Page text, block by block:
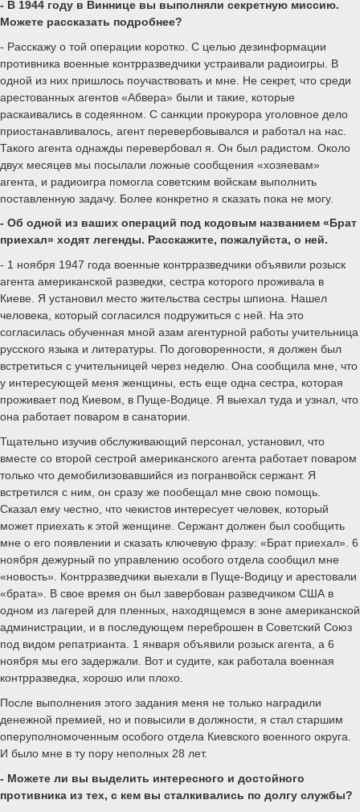
- В 1944 году в Виннице вы выполняли секретную миссию.
Можете рассказать подробнее?
- Расскажу о той операции коротко. С целью дезинформации
противника военные контрразведчики устраивали радиоигры. В
одной из них пришлось поучаствовать и мне. Не секрет, что среди
арестованных агентов «Абвера» были и такие, которые
раскаивались в содеянном. С санкции прокурора уголовное дело
приостанавливалось, агент перевербовывался и работал на нас.
Такого агента однажды перевербовал я. Он был радистом. Около
двух месяцев мы посылали ложные сообщения «хозяевам»
агента, и радиоигра помогла советским войскам выполнить
поставленную задачу. Более конкретно я сказать пока не могу.
- Об одной из ваших операций под кодовым названием «Брат
приехал» ходят легенды. Расскажите, пожалуйста, о ней.
- 1 ноября 1947 года военные контрразведчики объявили розыск
агента американской разведки, сестра которого проживала в
Киеве. Я установил место жительства сестры шпиона. Нашел
человека, который согласился подружиться с ней. На это
согласилась обученная мной азам агентурной работы учительница
русского языка и литературы. По договоренности, я должен был
встретиться с учительницей через неделю. Она сообщила мне, что
у интересующей меня женщины, есть еще одна сестра, которая
проживает под Киевом, в Пуще-Водице. Я выехал туда и узнал, что
она работает поваром в санатории.
Тщательно изучив обслуживающий персонал, установил, что
вместе со второй сестрой американского агента работает поваром
только что демобилизовавшийся из погранвойск сержант. Я
встретился с ним, он сразу же пообещал мне свою помощь.
Сказал ему честно, что чекистов интересует человек, который
может приехать к этой женщине. Сержант должен был сообщить
мне о его появлении и сказать ключевую фразу: «Брат приехал». 6
ноября дежурный по управлению особого отдела сообщил мне
«новость». Контрразведчики выехали в Пуще-Водицу и арестовали
«брата». В свое время он был завербован разведчиком США в
одном из лагерей для пленных, находящемся в зоне американской
администрации, и в последующем переброшен в Советский Союз
под видом репатрианта. 1 января объявили розыск агента, а 6
ноября мы его задержали. Вот и судите, как работала военная
контрразведка, хорошо или плохо.
После выполнения этого задания меня не только наградили
денежной премией, но и повысили в должности, я стал старшим
оперуполномоченным особого отдела Киевского военного округа.
И было мне в ту пору неполных 28 лет.
- Можете ли вы выделить интересного и достойного
противника из тех, с кем вы сталкивались по долгу службы?